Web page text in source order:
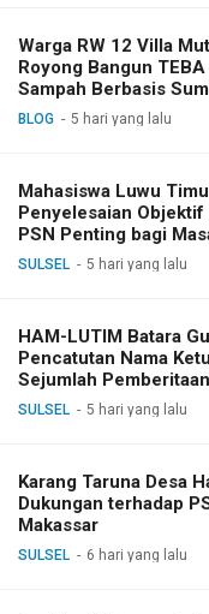
Warga RW 12 Villa
Royong Bangun
Sampah Berbasis
BLOG 5 hari yang lalu
Mahasiswa Luwu
Penyelesaian
PSN Penting bagi
SULSEL 5 hari yang lalu
HAM-LUTIM Batara
Pencatutan Nama
Sejumlah Pemberitaan
SULSEL 5 hari yang lalu
Karang Taruna Desa
Dukungan terhadap
Makassar
SULSEL 6 hari yang lalu